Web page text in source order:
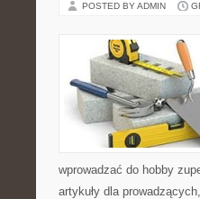
POSTED BY ADMIN
wprowadzać do hobby
artykuły dla